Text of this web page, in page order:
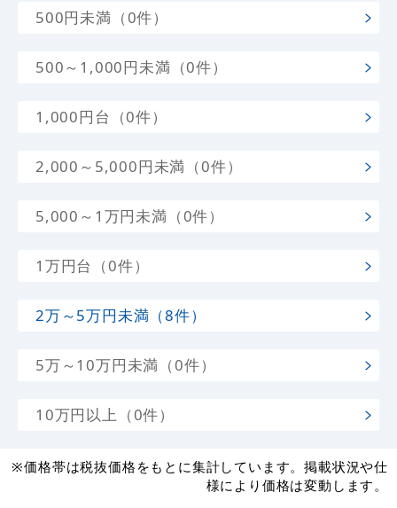
500円未満（0件）
500～1,000円未満（0件）
1,000円台（0件）
2,000～5,000円未満（0件）
5,000～1万円未満（0件）
1万円台（0件）
2万～5万円未満（8件）
5万～10万円未満（0件）
10万円以上（0件）
※価格帯は税抜価格をもとに集計しています。掲載状況や仕
様により価格は変動します。